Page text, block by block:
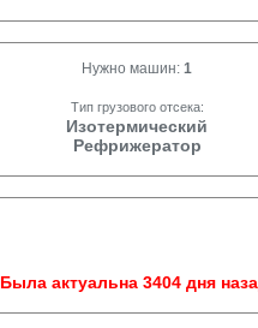
Нужно машин: 1
Тип грузового отсека:
Изотермический
Рефрижератор
Была актуальна 3404 дня